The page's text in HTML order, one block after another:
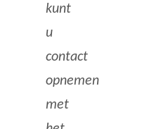
kunt
u
contact
opnemen
met